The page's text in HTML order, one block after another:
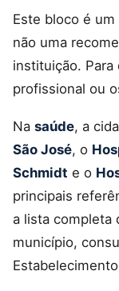
Este bloco é
não uma
instituição.
profissional ou
Na saúde, a
São José, o
Schmidt e o
principais
a lista completa
município,